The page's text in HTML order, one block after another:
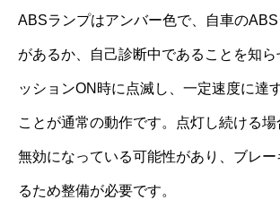
ABSランプはアンバー色で、自車の
があるか、自己診断中であることを知
ッションON時に点滅し、一定速度に達
ことが通常の動作です。点灯し続ける
無効になっている可能性があり、ブレ
るため整備が必要です。